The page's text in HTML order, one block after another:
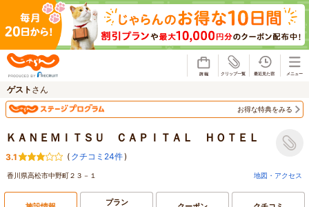
ゲスト さん
お得な特典をみる
ＫＡＮＥＭＩＴＳＵ ＣＡＰＩＴＡＬ ＨＯＴＥＬ
3.1 ( クチコミ24件)
香川県高松市中野町２３－１ 地図・アクセス
プラン